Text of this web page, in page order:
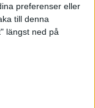
preferenser eller
till denna
längst ned på